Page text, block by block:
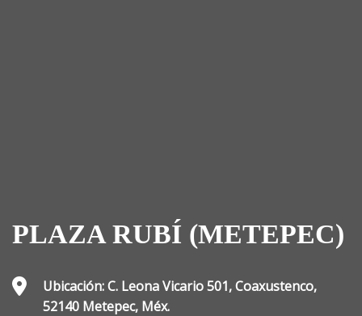
PLAZA RUBÍ (METEPEC)
Ubicación: C. Leona Vicario 501, Coaxustenco,
52140 Metepec, Méx.